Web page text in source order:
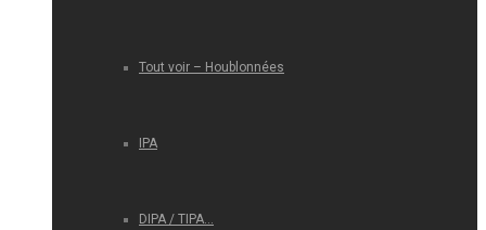
Tout voir – Houblonnées
IPA
DIPA / TIPA…